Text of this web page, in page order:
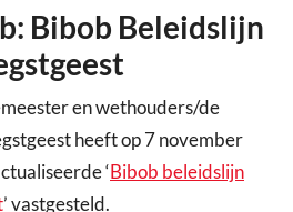
Bibob Beleidslijn
en wethouders/de
heeft op 7 november
‘Bibob beleidslijn
’ vastgesteld.